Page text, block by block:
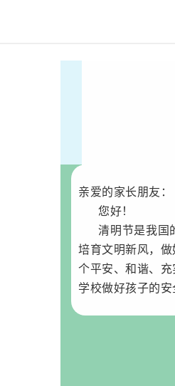
亲爱的家长朋友：
您好！
清明节是我国
培育文明新风，
个平安、和谐、
学校做好孩子的安